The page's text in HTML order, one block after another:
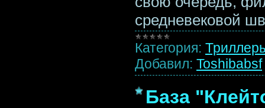
средневековой
Категория:
Добавил: Toshibabsf
База